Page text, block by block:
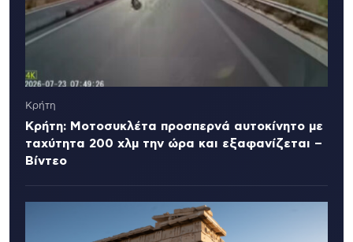
Κρήτη
Κρήτη: Μοτοσυκλέτα προσπερνά αυτοκίνητο με
ταχύτητα 200 χλμ την ώρα και εξαφανίζεται –
Βίντεο